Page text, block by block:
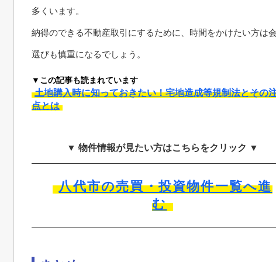
多くいます。
納得のできる不動産取引にするために、時間をかけたい方は
選びも慎重になるでしょう。
▼この記事も読まれています
土地購入時に知っておきたい！宅地造成等規制法とその
点とは
▼ 物件情報が見たい方はこちらをクリック ▼
八代市の売買・投資物件一覧へ進
む